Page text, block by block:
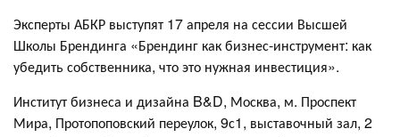
Эксперты АБКР выступят 17 апреля на сессии Высшей
Школы Брендинга «Брендинг как бизнес-инструмент: как
убедить собственника, что это нужная инвестиция».
Институт бизнеса и дизайна B&D, Москва, м. Проспект
Мира, Протопоповский переулок, 9с1, выставочный зал, 2